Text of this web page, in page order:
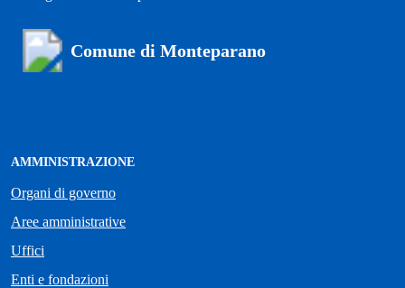
Comune di Monteparano
AMMINISTRAZIONE
Organi di governo
Aree amministrative
Uffici
Enti e fondazioni